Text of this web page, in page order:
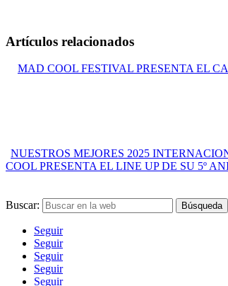
Artículos relacionados
MAD COOL FESTIVAL PRESENTA EL
NUESTROS MEJORES 2025
COOL PRESENTA EL LINE UP DE SU 5º
Buscar:
Seguir
Seguir
Seguir
Seguir
Seguir